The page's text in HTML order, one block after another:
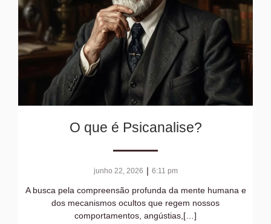
O que é Psicanalise?
junho 22, 2026 | 6:11 pm
A busca pela compreensão profunda da mente humana e
dos mecanismos ocultos que regem nossos
comportamentos, angústias,[…]